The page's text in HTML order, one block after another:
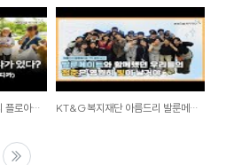
KT&G복지재단 아름드리 플로아로마 봉사 현장 V-LOG KT&G복지재단 아름드리 발룬메이트 7기 활동 결과보고